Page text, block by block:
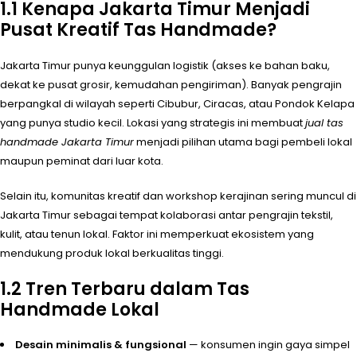
1.1 Kenapa Jakarta Timur Menjadi
Pusat Kreatif Tas Handmade?
Jakarta Timur punya keunggulan logistik (akses ke bahan baku,
dekat ke pusat grosir, kemudahan pengiriman). Banyak pengrajin
berpangkal di wilayah seperti Cibubur, Ciracas, atau Pondok Kelapa
yang punya studio kecil. Lokasi yang strategis ini membuatjual tas
handmade Jakarta Timurmenjadi pilihan utama bagi pembeli lokal
maupun peminat dari luar kota.
Selain itu, komunitas kreatif dan workshop kerajinan sering muncul di
Jakarta Timur sebagai tempat kolaborasi antar pengrajin tekstil,
kulit, atau tenun lokal. Faktor ini memperkuat ekosistem yang
mendukung produk lokal berkualitas tinggi.
1.2 Tren Terbaru dalam Tas
Handmade Lokal
Desain minimalis & fungsional — konsumen ingin gaya simpel